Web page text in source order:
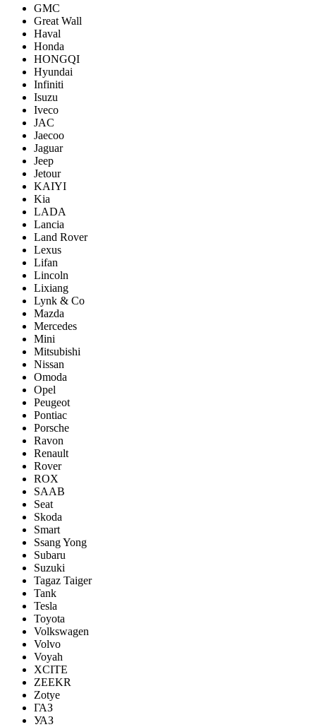
GMC
Great Wall
Haval
Honda
HONGQI
Hyundai
Infiniti
Isuzu
Iveco
JAC
Jaecoo
Jaguar
Jeep
Jetour
KAIYI
Kia
LADA
Lancia
Land Rover
Lexus
Lifan
Lincoln
Lixiang
Lynk & Co
Mazda
Mercedes
Mini
Mitsubishi
Nissan
Omoda
Opel
Peugeot
Pontiac
Porsсhe
Ravon
Renault
Rover
ROX
SAAB
Seat
Skoda
Smart
Ssang Yong
Subaru
Suzuki
Tagaz Taiger
Tank
Tesla
Toyota
Volkswagen
Volvo
Voyah
XCITE
ZEEKR
Zotye
ГАЗ
УАЗ